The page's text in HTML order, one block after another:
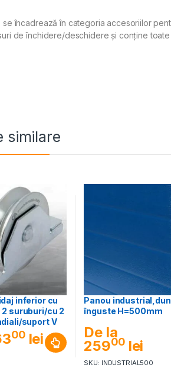
se încadrează în categoria accesoriilor
de închidere/deschidere și conține
similare
inferior cu
2 suruburi/cu 2
suport V
00 lei
Panou
înguste H=500mm
De la
25900 lei
SKU: INDUSTRIAL500